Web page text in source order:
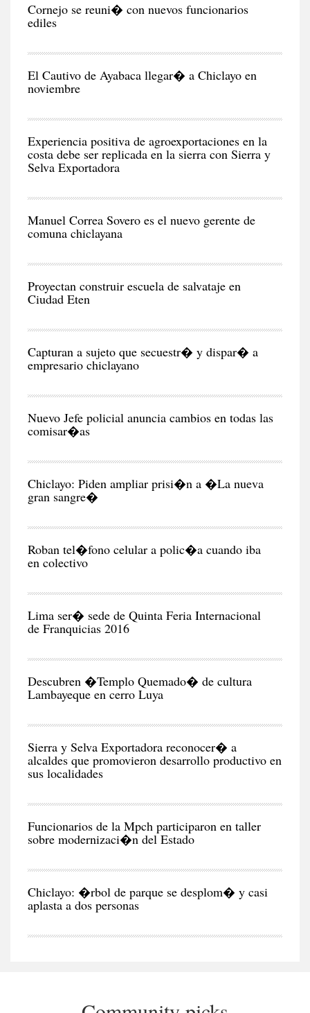
Cornejo se reuni� con nuevos funcionarios
ediles
El Cautivo de Ayabaca llegar� a Chiclayo en
noviembre
Experiencia positiva de agroexportaciones en la
costa debe ser replicada en la sierra con Sierra y
Selva Exportadora
Manuel Correa Sovero es el nuevo gerente de
comuna chiclayana
Proyectan construir escuela de salvataje en
Ciudad Eten
Capturan a sujeto que secuestr� y dispar� a
empresario chiclayano
Nuevo Jefe policial anuncia cambios en todas las
comisar�as
Chiclayo: Piden ampliar prisi�n a �La nueva
gran sangre�
Roban tel�fono celular a polic�a cuando iba
en colectivo
Lima ser� sede de Quinta Feria Internacional
de Franquicias 2016
Descubren �Templo Quemado� de cultura
Lambayeque en cerro Luya
Sierra y Selva Exportadora reconocer� a
alcaldes que promovieron desarrollo productivo en
sus localidades
Funcionarios de la Mpch participaron en taller
sobre modernizaci�n del Estado
Chiclayo: �rbol de parque se desplom� y casi
aplasta a dos personas